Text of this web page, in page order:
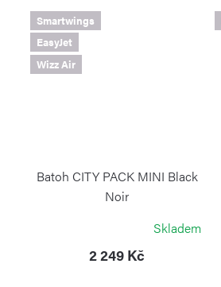
Smartwings
EasyJet
Wizz Air
Batoh CITY PACK MINI Black
Noir
Skladem
2 249 Kč